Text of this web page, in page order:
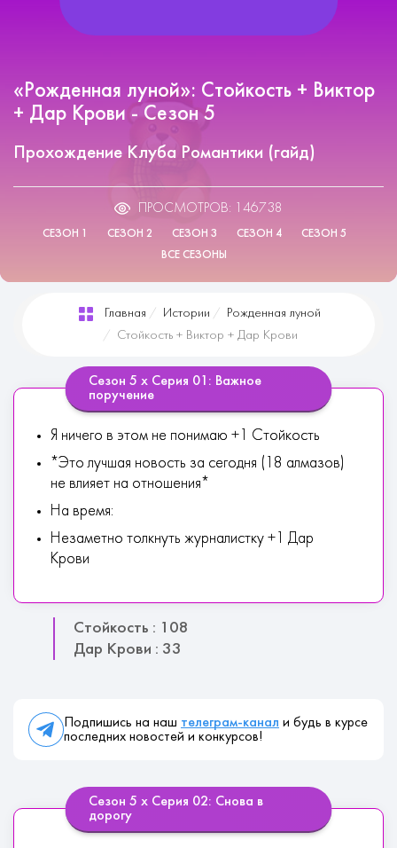
«Рожденная луной»: Стойкость + Виктор
+ Дар Крови - Сезон 5
Прохождение Клуба Романтики (гайд)
ПРОСМОТРОВ: 146738
СЕЗОН 1 СЕЗОН 2 СЕЗОН 3 СЕЗОН 4
СЕЗОН 5
ВСЕ СЕЗОНЫ
Главная Истории
Рожденная луной
Стойкость + Виктор + Дар Крови
Сезон 5 х Серия 01: Важное
поручение
Я ничего в этом не понимаю +1 Стойкость
*Это лучшая новость за сегодня (18 алмазов)
не влияет на отношения*
На время:
Незаметно толкнуть журналистку +1 Дар
Крови
Стойкость : 108
Дар Крови : 33
Подпишись на наш телеграм-канал и будь в курсе
последних новостей и конкурсов!
Сезон 5 х Серия 02: Снова в
дорогу